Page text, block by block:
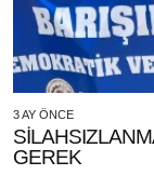
3 AY ÖNCE
GEREK